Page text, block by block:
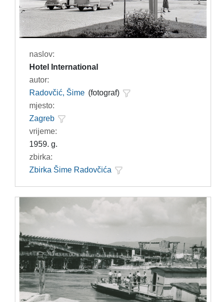
naslov:
Hotel International
autor:
Radovčić, Šime (fotograf)
mjesto:
Zagreb
vrijeme:
1959. g.
zbirka:
Zbirka Šime Radovčića